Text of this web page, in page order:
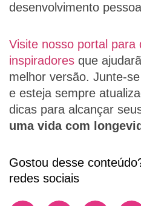
desenvolvimento
Visite nosso portal para
inspiradores que
melhor versão. Junte-
e esteja sempre
dicas para alcançar
uma vida com
Gostou desse
redes sociais